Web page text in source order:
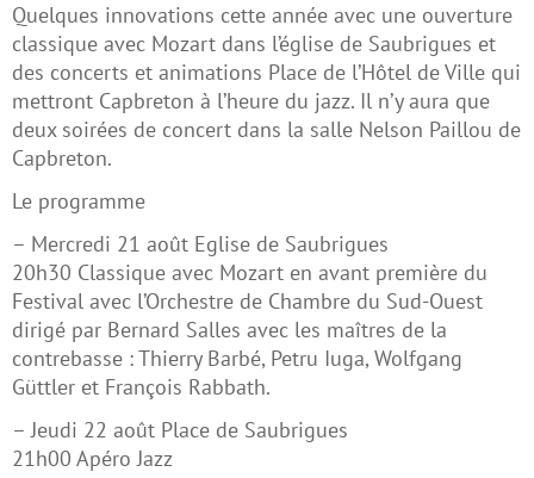
Quelques innovations cette année avec une ouverture
classique avec Mozart dans l’église de Saubrigues et
des concerts et animations Place de l’Hôtel de Ville qui
mettront Capbreton à l’heure du jazz. Il n’y aura que
deux soirées de concert dans la salle Nelson Paillou de
Capbreton.
Le programme
– Mercredi 21 août Eglise de Saubrigues
20h30 Classique avec Mozart en avant première du
Festival avec l’Orchestre de Chambre du Sud-Ouest
dirigé par Bernard Salles avec les maîtres de la
contrebasse : Thierry Barbé, Petru Iuga, Wolfgang
Güttler et François Rabbath.
– Jeudi 22 août Place de Saubrigues
21h00 Apéro Jazz